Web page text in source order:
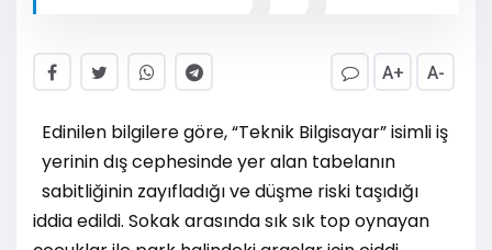
A+ A-
Edinilen bilgilere göre, “Teknik Bilgisayar” isimli iş
yerinin dış cephesinde yer alan tabelanın
sabitliğinin zayıfladığı ve düşme riski taşıdığı
iddia edildi. Sokak arasında sık sık top oynayan